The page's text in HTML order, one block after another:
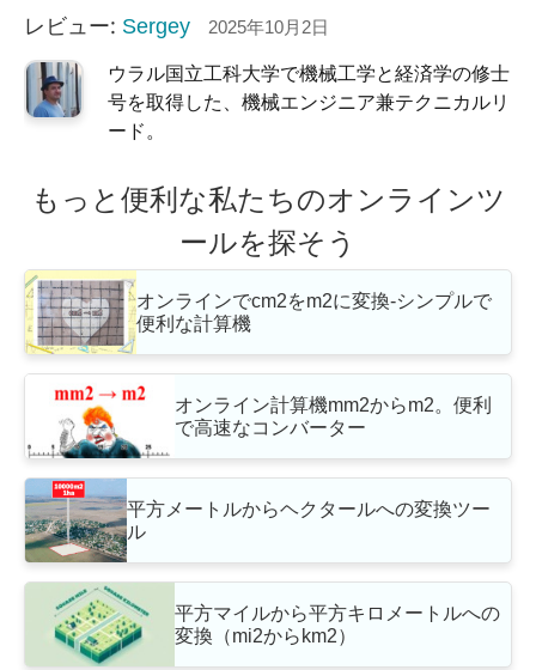
レビュー: Sergey 2025年10月2日
ウラル国立工科大学で機械工学と経済学の修士
号を取得した、機械エンジニア兼テクニカルリ
ード。
もっと便利な私たちのオンラインツ
ールを探そう
オンラインでcm2をm2に変換-シンプルで
便利な計算機
オンライン計算機mm2からm2。便利
で高速なコンバーター
平方メートルからヘクタールへの変換ツー
ル
平方マイルから平方キロメートルへの
変換（mi2からkm2）